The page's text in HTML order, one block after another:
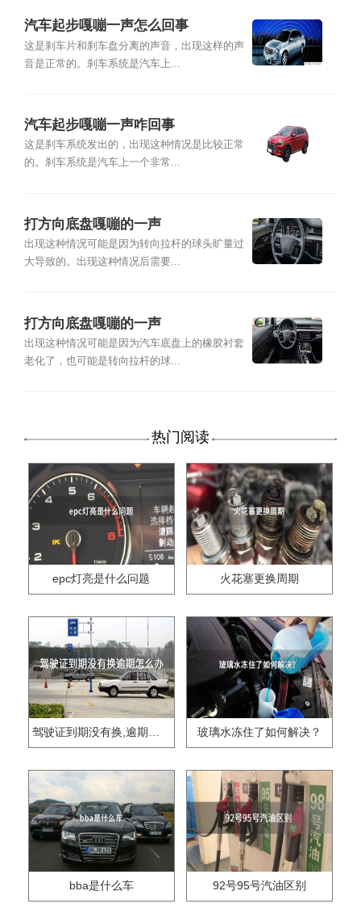
汽车起步嘎嘣一声怎么回事
这是刹车片和刹车盘分离的声音，出现这样的声
音是正常的。刹车系统是汽车上...
汽车起步嘎嘣一声咋回事
这是刹车系统发出的，出现这种情况是比较正常
的。刹车系统是汽车上一个非常...
打方向底盘嘎嘣的一声
出现这种情况可能是因为转向拉杆的球头旷量过
大导致的。出现这种情况后需要...
打方向底盘嘎嘣的一声
出现这种情况可能是因为汽车底盘上的橡胶衬套
老化了，也可能是转向拉杆的球...
热门阅读
epc灯亮是什么问题 火花塞更换周期
驾驶证到期没有换,逾期怎么办?? 玻璃水冻住了如何解决？
bba是什么车 92号95号汽油区别